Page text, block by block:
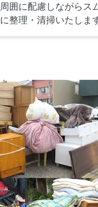
周囲に配慮しながらス
に整理・清掃いたしま